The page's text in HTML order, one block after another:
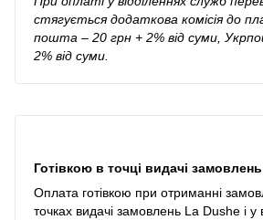
стягується додаткова комісія до
пошта – 20 грн + 2% від суми,
2% від суми.
Готівкою в точці видачі замовлень
Оплата готівкою при отриманні
точках видачі замовлень La Dushe і у